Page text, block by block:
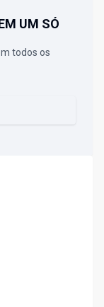
UM SÓ
todos os